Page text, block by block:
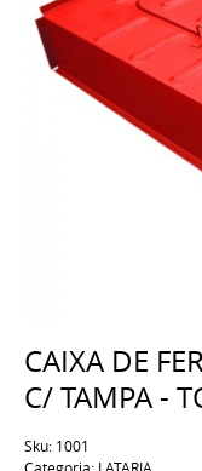
CAIXA DE
C/ TAMPA -
Sku: 1001